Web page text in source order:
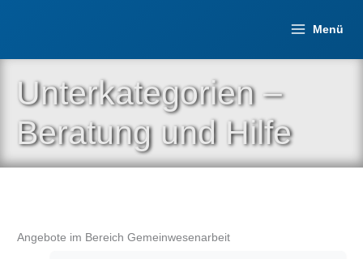
Menü
Unterkategorien –
Beratung und Hilfe
Angebote im Bereich Gemeinwesenarbeit